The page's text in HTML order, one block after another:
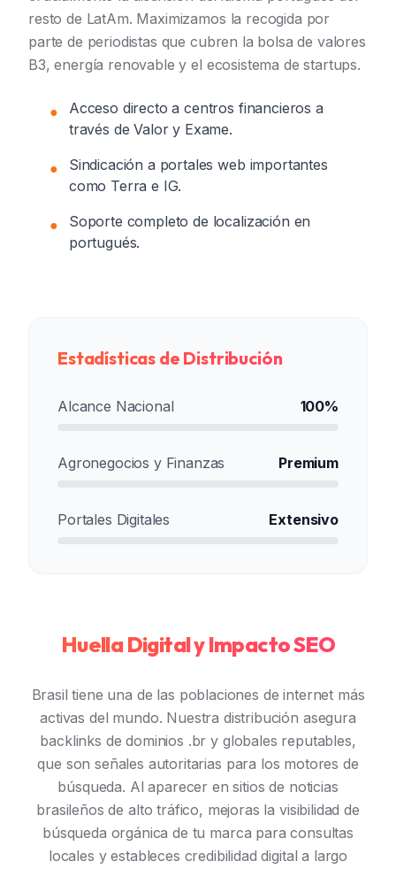
resto de LatAm. Maximizamos la recogida por
parte de periodistas que cubren la bolsa de valores
B3, energía renovable y el ecosistema de startups.
●
Acceso directo a centros financieros a
través de Valor y Exame.
●
Sindicación a portales web importantes
como Terra e IG.
●
Soporte completo de localización en
portugués.
Estadísticas de Distribución
Alcance Nacional 100%
Agronegocios y Finanzas Premium
Portales Digitales Extensivo
Huella Digital y Impacto SEO
Brasil tiene una de las poblaciones de internet más
activas del mundo. Nuestra distribución asegura
backlinks de dominios .br y globales reputables,
que son señales autoritarias para los motores de
búsqueda. Al aparecer en sitios de noticias
brasileños de alto tráfico, mejoras la visibilidad de
búsqueda orgánica de tu marca para consultas
locales y estableces credibilidad digital a largo